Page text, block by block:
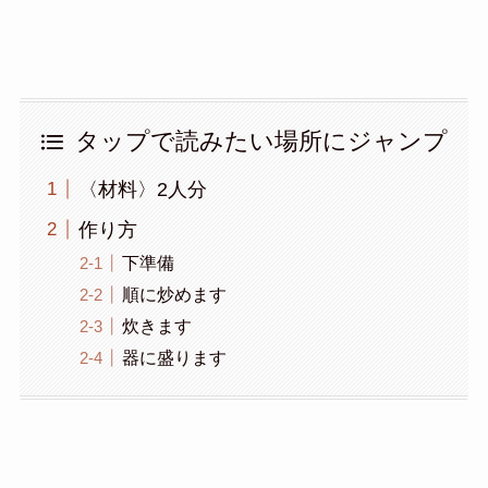
タップで読みたい場所にジャンプ
〈材料〉2人分
作り方
下準備
順に炒めます
炊きます
器に盛ります